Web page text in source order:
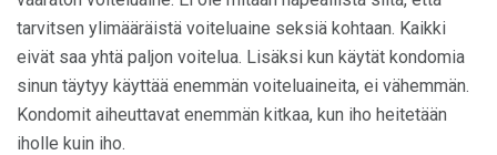
tarvitsen ylimääräistä voiteluaine seksiä kohtaan. Kaikki
eivät saa yhtä paljon voitelua. Lisäksi kun käytät kondomia
sinun täytyy käyttää enemmän voiteluaineita, ei vähemmän.
Kondomit aiheuttavat enemmän kitkaa, kun iho heitetään
iholle kuin iho.